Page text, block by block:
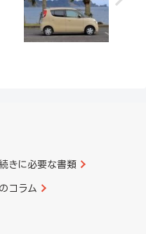
きに必要な書類
コラム